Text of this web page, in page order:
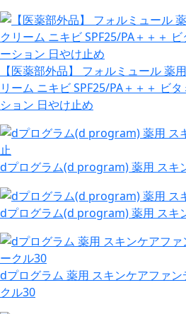
【医薬部外品】 フォルミュール 薬
リーム ニキビ SPF25/PA＋＋＋ ビ
ション 日やけ止め
dプログラム(d program) 薬用 スキ
dプログラム(d program) 薬用 スキ
dプログラム 薬用 スキンケアファ
クル30